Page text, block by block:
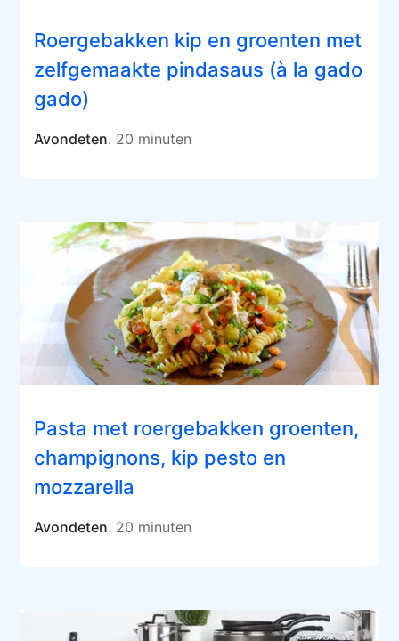
Roergebakken kip en groenten met
zelfgemaakte pindasaus (à la gado
gado)
Avondeten. 20 minuten
Pasta met roergebakken groenten,
champignons, kip pesto en
mozzarella
Avondeten. 20 minuten